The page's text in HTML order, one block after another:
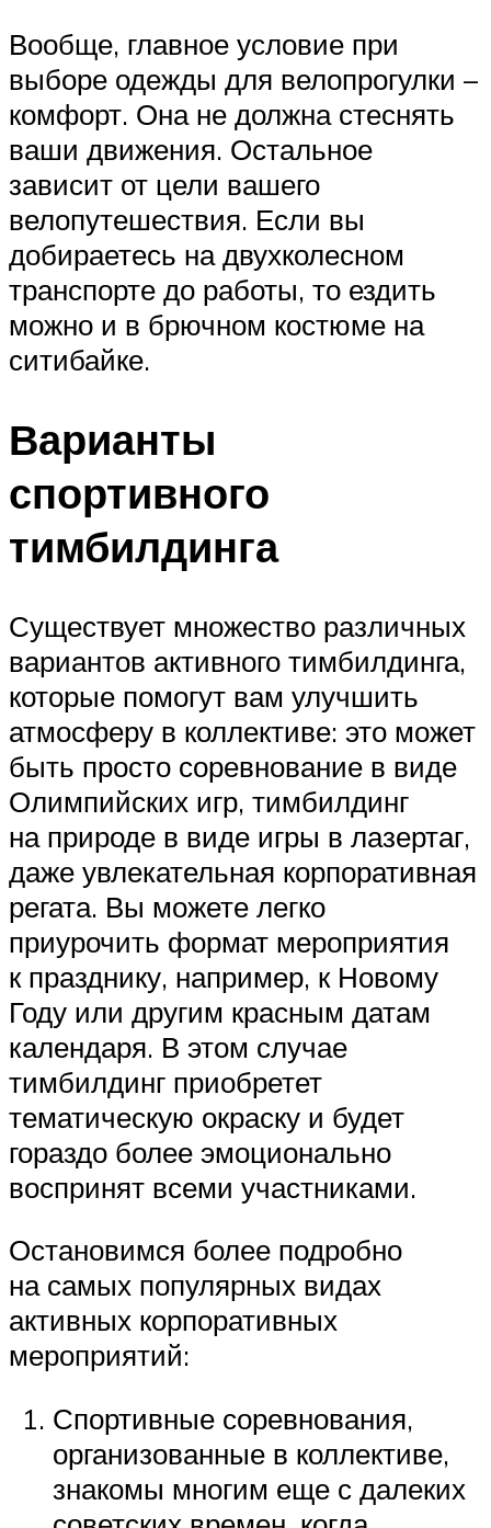
Вообще, главное условие при
выборе одежды для велопрогулки –
комфорт. Она не должна стеснять
ваши движения. Остальное
зависит от цели вашего
велопутешествия. Если вы
добираетесь на двухколесном
транспорте до работы, то ездить
можно и в брючном костюме на
ситибайке.
Варианты
спортивного
тимбилдинга
Существует множество различных
вариантов активного тимбилдинга,
которые помогут вам улучшить
атмосферу в коллективе: это может
быть просто соревнование в виде
Олимпийских игр, тимбилдинг
на природе в виде игры в лазертаг,
даже увлекательная корпоративная
регата. Вы можете легко
приурочить формат мероприятия
к празднику, например, к Новому
Году или другим красным датам
календаря. В этом случае
тимбилдинг приобретет
тематическую окраску и будет
гораздо более эмоционально
воспринят всеми участниками.
Остановимся более подробно
на самых популярных видах
активных корпоративных
мероприятий:
Спортивные соревнования,
организованные в коллективе,
знакомы многим еще с далеких